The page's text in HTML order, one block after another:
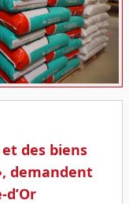
des biens
demandent